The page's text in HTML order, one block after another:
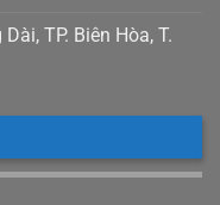
TP. Biên Hòa, T.